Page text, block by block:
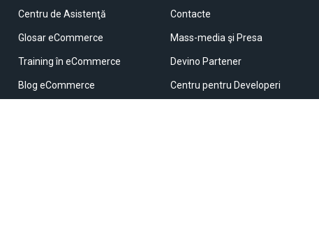
Centru de Asistenţă
Glosar eCommerce
Training în eCommerce
Blog eCommerce
Contacte
Mass-media şi Presa
Devino Partener
Centru pentru Developeri